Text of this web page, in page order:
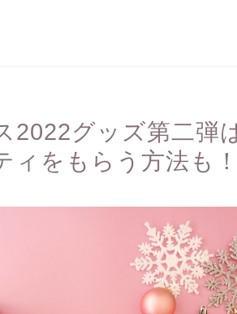
2022グッズ第二弾
ィをもらう方法も！